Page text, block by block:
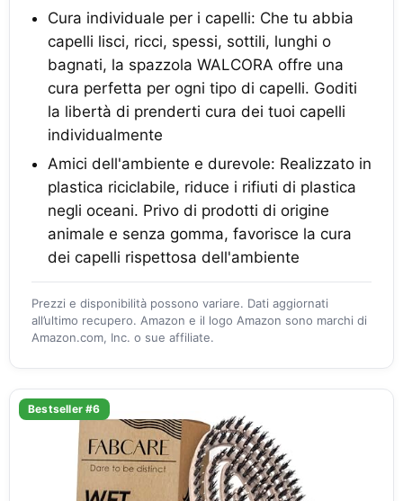
Cura individuale per i capelli: Che tu abbia
capelli lisci, ricci, spessi, sottili, lunghi o
bagnati, la spazzola WALCORA offre una
cura perfetta per ogni tipo di capelli. Goditi
la libertà di prenderti cura dei tuoi capelli
individualmente
Amici dell'ambiente e durevole: Realizzato in
plastica riciclabile, riduce i rifiuti di plastica
negli oceani. Privo di prodotti di origine
animale e senza gomma, favorisce la cura
dei capelli rispettosa dell'ambiente
Prezzi e disponibilità possono variare. Dati aggiornati
all’ultimo recupero. Amazon e il logo Amazon sono marchi di
Amazon.com, Inc. o sue affiliate.
Bestseller #6